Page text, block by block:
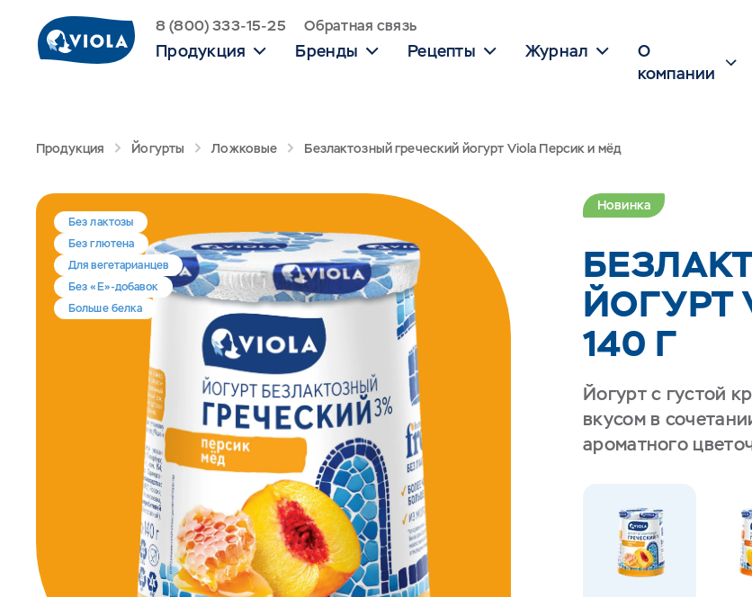
8 (800) 333-15-25 Обратная связь
Продукция Бренды Рецепты Журнал
О
компании
Продукция Йогурты Ложковые Безлактозный греческий йогурт Viola Персик и мёд
Без лактозы
Без глютена
Для вегетарианцев
Без «Е»-добавок
Больше белка
Новинка
ЙОГУРТ
140 Г
Йогурт с густой
вкусом в
ароматного